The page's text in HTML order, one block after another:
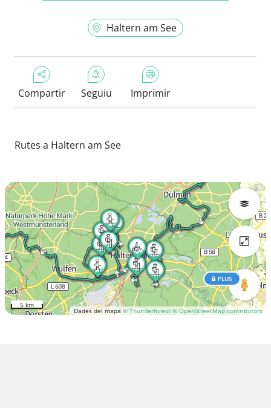
Haltern am See
Compartir Seguiu Imprimir
Rutes a Haltern am See
Dades del mapa© Thunderforest © OpenStreetMap contributors
PLUS
5 km